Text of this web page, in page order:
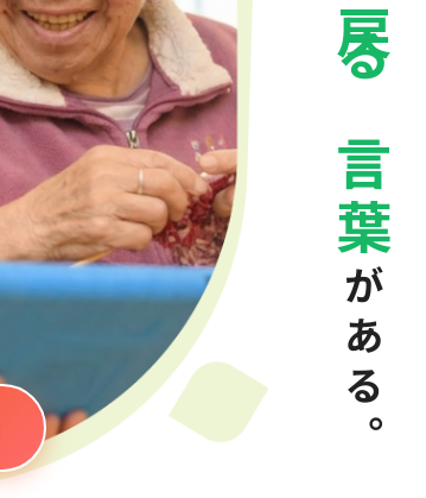
戻
る
言
葉
が
あ
る
。